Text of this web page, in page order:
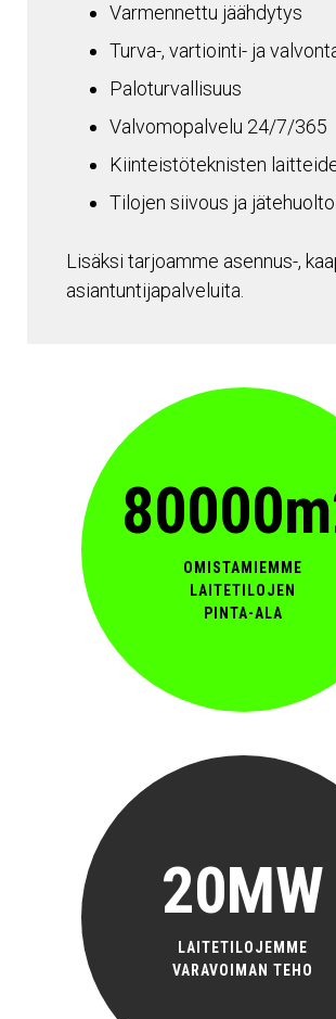
Varmennettu jäähdytys
Turva-, vartiointi- ja
Paloturvallisuus
Valvomopalvelu 24/7/365
Kiinteistöteknisten
Tilojen siivous ja jätehuolto
Lisäksi tarjoamme asennus-,
asiantuntijapalveluita.
OMISTAMIEMME
LAITETILOJEN
PINTA-ALA
20MW
LAITETILOJEMME
VARAVOIMAN TEHO